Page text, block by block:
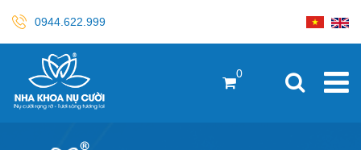
0944.622.999
0